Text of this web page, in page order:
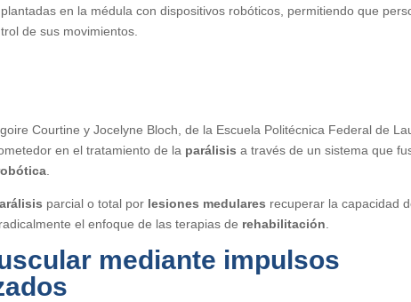
en la médula con dispositivos robóticos, permitiendo que
de sus movimientos.
Courtine y Jocelyne Bloch, de la Escuela Politécnica Federal de
en el tratamiento de la parálisis a través de un sistema que
parcial o total por lesiones medulares recuperar la capacidad
el enfoque de las terapias de rehabilitación
mediante impulsos